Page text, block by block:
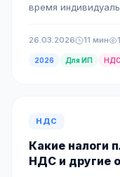
время
26.03.2026 11 мин
2026 Для ИП НДС
НДС
Какие налоги
НДС и другие